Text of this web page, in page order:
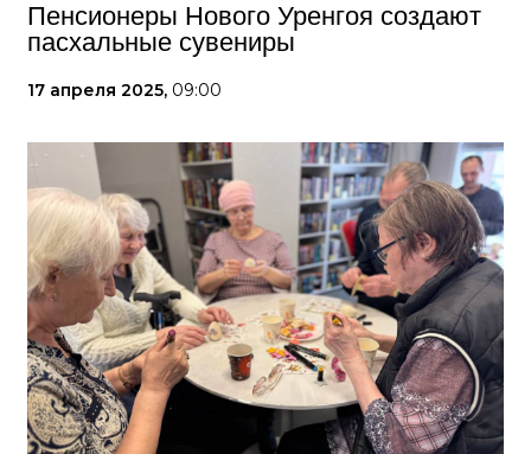
Пенсионеры Нового Уренгоя создают
пасхальные сувениры
17 апреля 2025, 09:00